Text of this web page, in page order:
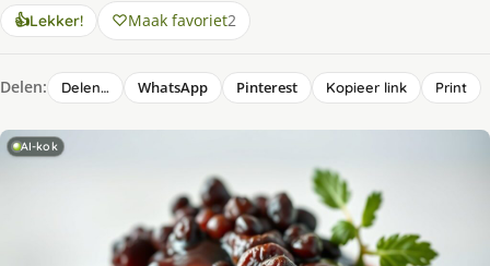
👍Lekker! Maak favoriet2
Delen: Delen… WhatsApp Pinterest Kopieer link Print
AI-kok